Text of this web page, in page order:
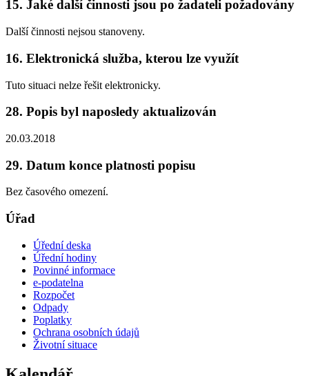
15. Jaké další činnosti jsou po žadateli požadovány
Další činnosti nejsou stanoveny.
16. Elektronická služba, kterou lze využít
Tuto situaci nelze řešit elektronicky.
28. Popis byl naposledy aktualizován
20.03.2018
29. Datum konce platnosti popisu
Bez časového omezení.
Úřad
Úřední deska
Úřední hodiny
Povinné informace
e-podatelna
Rozpočet
Odpady
Poplatky
Ochrana osobních údajů
Životní situace